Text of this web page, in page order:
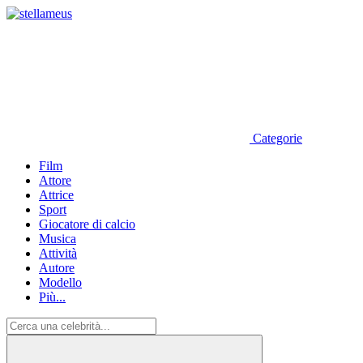
Categorie
Film
Attore
Attrice
Sport
Giocatore di calcio
Musica
Attività
Autore
Modello
Più...